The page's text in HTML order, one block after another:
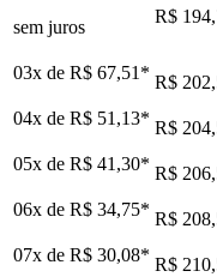
sem juros
R$
03x de R$ 67,51 * R$
04x de R$ 51,13* R$
05x de R$ 41,30* R$
06x de R$ 34,75* R$
07x de R$ 30,08* R$